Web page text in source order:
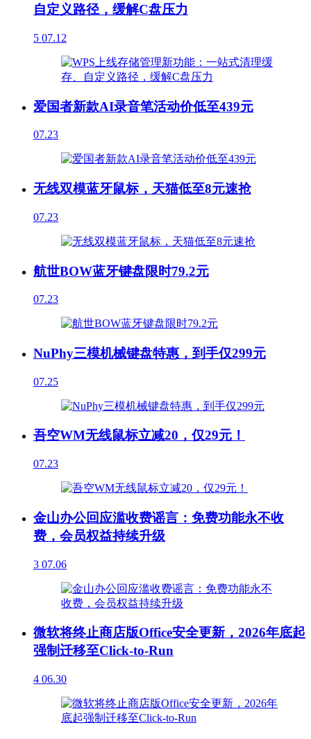
自定义路径，缓解C盘压力
5 07.12
爱国者新款AI录音笔活动价低至439元
07.23
无线双模蓝牙鼠标，天猫低至8元速抢
07.23
航世BOW蓝牙键盘限时79.2元
07.23
NuPhy三模机械键盘特惠，到手仅299元
07.25
吾空WM无线鼠标立减20，仅29元！
07.23
金山办公回应滥收费谣言：免费功能永不收
费，会员权益持续升级
3 07.06
微软将终止商店版Office安全更新，2026年底起
强制迁移至Click-to-Run
4 06.30